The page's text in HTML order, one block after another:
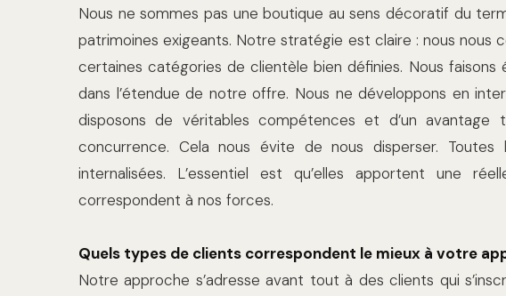
Nous ne sommes pas une boutique au sens décoratif du
patrimoines exigeants. Notre stratégie est claire : nous nous
certaines catégories de clientèle bien définies. Nous faisons
dans l’étendue de notre offre. Nous ne développons en
disposons de véritables compétences et d’un
concurrence. Cela nous évite de nous disperser. Toutes
internalisées. L’essentiel est qu’elles apportent une
correspondent à nos forces.
Quels types de clients correspondent le mieux à votre
Notre approche s’adresse avant tout à des clients qui